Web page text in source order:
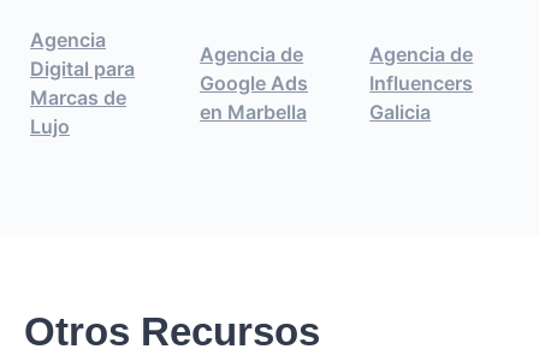
Agencia
Digital para
Marcas de
Lujo
Agencia de
Google Ads
en Marbella
Agencia de
Influencers
Galicia
Otros Recursos